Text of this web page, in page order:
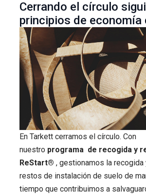
Cerrando el círculo
principios de economía
En Tarkett cerramos el círculo. Con
nuestro programa de recogida y
ReStart® , gestionamos la
restos de instalación de suelo de
tiempo que contribuimos a